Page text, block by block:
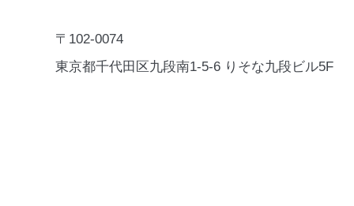
各国政府が参照できるグロー
〒102-0074
東京都千代田区九段南1-5-6 りそな九段ビル5F